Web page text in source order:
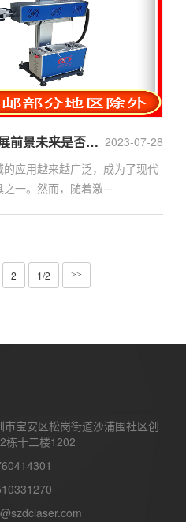
2023-07-28
激光打标机维修市场发展前景未来是否可期
应用越来越广泛，成为了现代
一。然而，随着激···
2 1/2 >>
市宝安区松岗街道沙浦围社区创
栋十二楼1202